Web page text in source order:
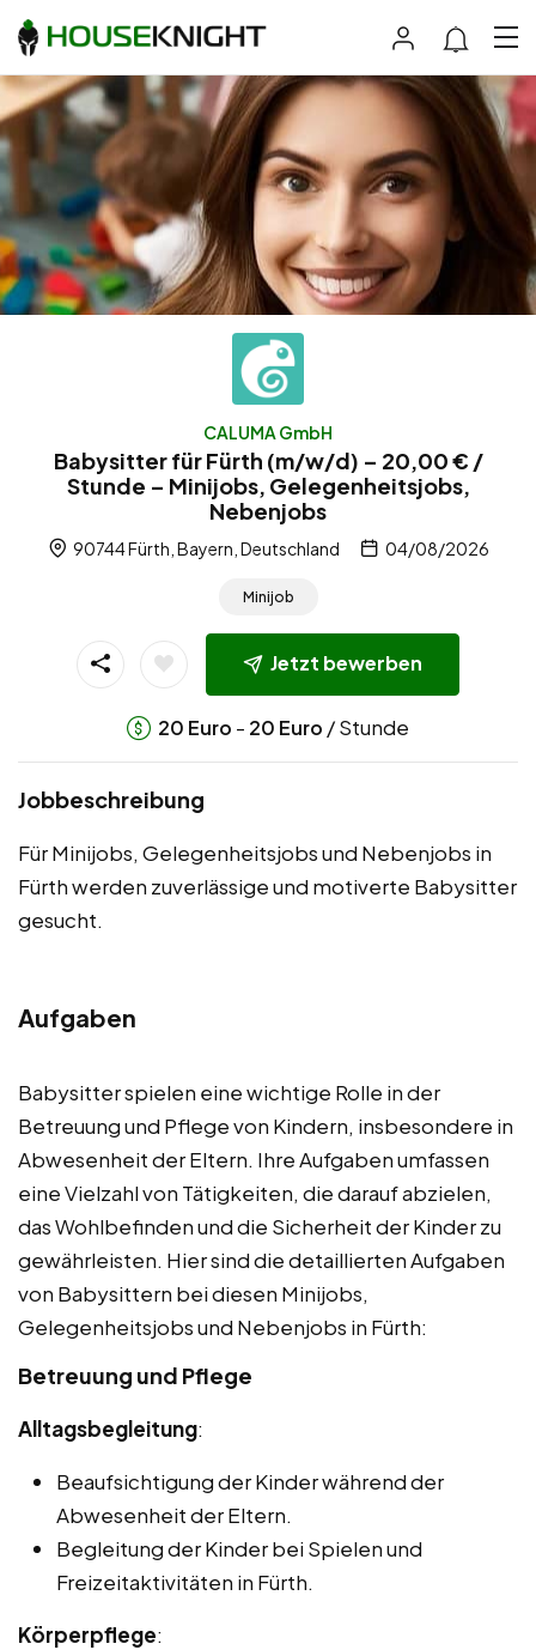
CALUMA GmbH
Babysitter für Fürth (m/w/d) – 20,00 € /
Stunde – Minijobs, Gelegenheitsjobs,
Nebenjobs
90744 Fürth, Bayern, Deutschland 04/08/2026
Minijob
Jetzt bewerben
20 Euro - 20 Euro / Stunde
Jobbeschreibung
Für Minijobs, Gelegenheitsjobs und Nebenjobs in
Fürth werden zuverlässige und motiverte Babysitter
gesucht.
Aufgaben
Babysitter spielen eine wichtige Rolle in der
Betreuung und Pflege von Kindern, insbesondere in
Abwesenheit der Eltern. Ihre Aufgaben umfassen
eine Vielzahl von Tätigkeiten, die darauf abzielen,
das Wohlbefinden und die Sicherheit der Kinder zu
gewährleisten. Hier sind die detaillierten Aufgaben
von Babysittern bei diesen Minijobs,
Gelegenheitsjobs und Nebenjobs in Fürth:
Betreuung und Pflege
Alltagsbegleitung:
Beaufsichtigung der Kinder während der
Abwesenheit der Eltern.
Begleitung der Kinder bei Spielen und
Freizeitaktivitäten in Fürth.
Körperpflege: